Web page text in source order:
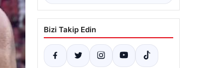
Bizi Takip Edin